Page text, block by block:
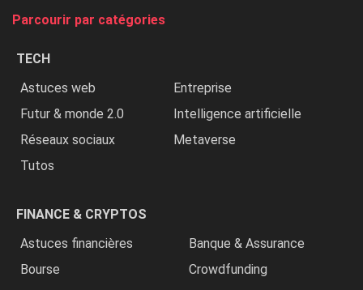
Parcourir par catégories
TECH
Astuces web
Entreprise
Futur & monde 2.0
Intelligence artificielle
Réseaux sociaux
Metaverse
Tutos
FINANCE & CRYPTOS
Astuces financières
Banque & Assurance
Bourse
Crowdfunding